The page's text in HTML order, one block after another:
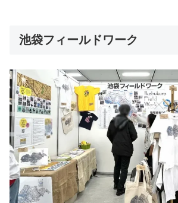
池袋フィールドワーク